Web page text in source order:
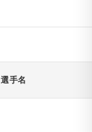
選手名